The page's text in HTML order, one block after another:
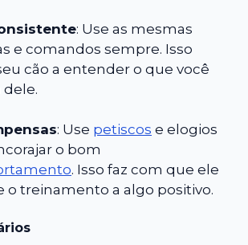
: Use as mesmas
e comandos sempre. Isso
cão a entender o que você
dele.
: Use petiscos e elogios
o bom
. Isso faz com que ele
o treinamento a algo positivo.